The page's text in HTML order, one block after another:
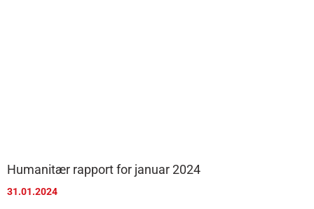
Humanitær rapport for januar 2024
31.01.2024